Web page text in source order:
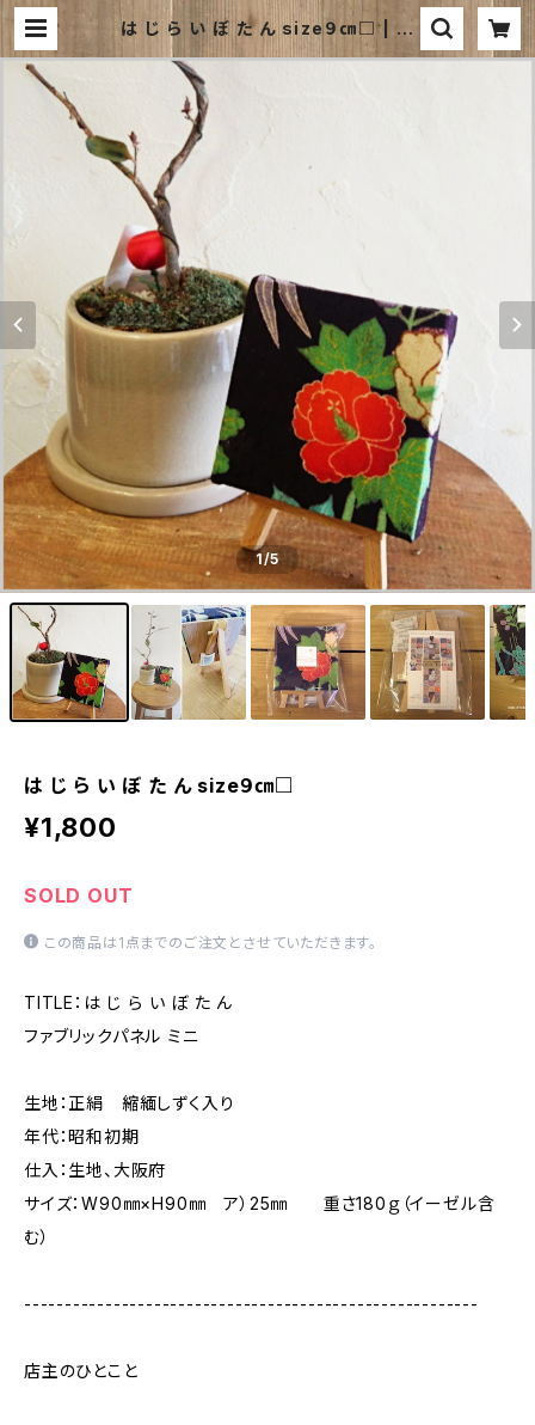
は じ ら い ぼ た ん size９㎝□ | 和
風ファブリックパネルのお店｜kimo
no board webshop ｜キモノボー
ドウェブショップは
1/5
は じ ら い ぼ た ん size９㎝□
¥1,800
SOLD OUT
この商品は1点までのご注文とさせていただきます。
TITLE：は じ ら い ぼ た ん
ファブリックパネル ミニ
生地：正絹 縮緬しずく入り
年代：昭和初期
仕入：生地、大阪府
サイズ：W90㎜×H90㎜ ア）25㎜ 重さ180ｇ（イーゼル含
む）
--------------------------------------------------------
店主のひとこと